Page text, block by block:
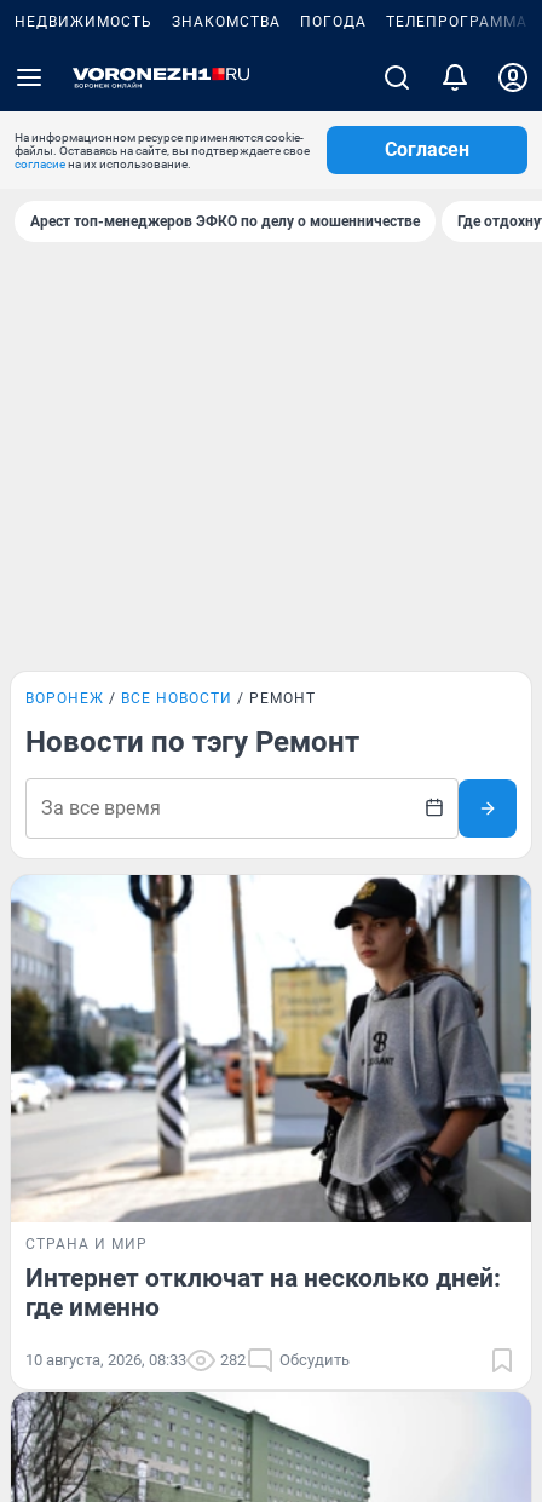
НЕДВИЖИМОСТЬ ЗНАКОМСТВА ПОГОДА ТЕЛЕПРОГРАММА
На информационном ресурсе применяются cookie-
файлы. Оставаясь на сайте, вы подтверждаете свое
согласиена их использование.
Согласен
Арест топ-менеджеров ЭФКО по делу о мошенничестве Где
ВОРОНЕЖ ВСЕ НОВОСТИ РЕМОНТ
Новости по тэгу Ремонт
СТРАНА И МИР
Интернет отключат на несколько дней:
где именно
10 августа, 2026, 08:33 282 Обсудить